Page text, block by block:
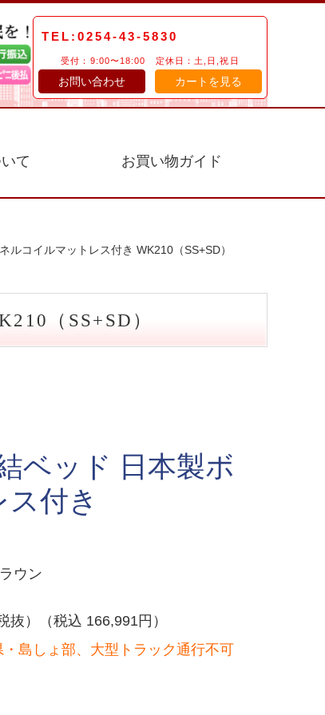
TEL:0254-43-5830
受付：9:00〜18:00 定休日：土,日,祝日
お問い合わせ カートを見る
て お買い物ガイド
ルコイルマットレス付き WK210（SS+SD）
（SS+SD）
ベッド 日本製ボ
付き
ウン
抜）（税込 166,991円）
島しょ部、大型トラック通行不可